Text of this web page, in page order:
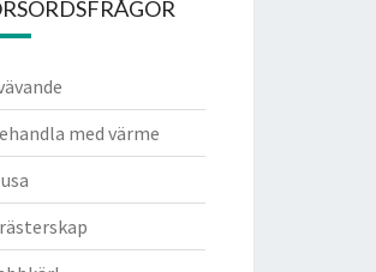
med värme